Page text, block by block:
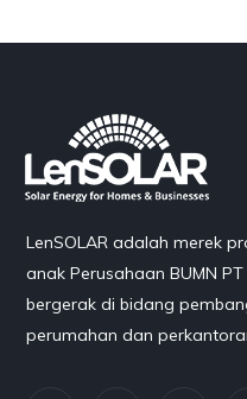
LenSOLAR adalah merek
anak Perusahaan BUMN
bergerak di bidang
perumahan dan